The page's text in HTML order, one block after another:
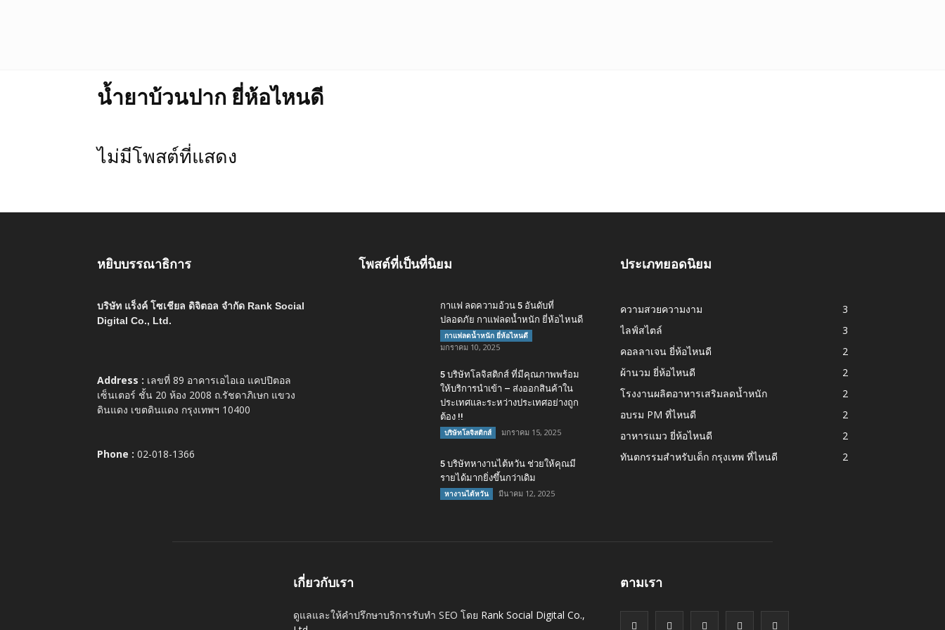
น้ำยาบ้วนปาก ยี่ห้อไหนดี
ไม่มีโพสต์ที่แสดง
หยิบบรรณาธิการ
บริษัท แร็งค์ โซเชียล ดิจิตอล จำกัด Rank Social
Digital Co., Ltd.
Address : เลขที่ 89 อาคารเอไอเอ แคปปิตอล
เซ็นเตอร์ ชั้น 20 ห้อง 2008 ถ.รัชดาภิเษก แขวง
ดินแดง เขตดินแดง กรุงเทพฯ 10400
Phone : 02-018-1366
โพสต์ที่เป็นที่นิยม
กาแฟ ลดความอ้วน 5 อันดับที่
ปลอดภัย กาแฟลดน้ำหนัก ยี่ห้อไหนดี
กาแฟลดน้ำหนัก ยี่ห้อไหนดี
มกราคม 10, 2025
5 บริษัทโลจิสติกส์ ที่มีคุณภาพพร้อม
ให้บริการนำเข้า – ส่งออกสินค้าใน
ประเทศและระหว่างประเทศอย่างถูก
ต้อง !!
บริษัทโลจิสติกส์ มกราคม 15, 2025
5 บริษัทหางานไต้หวัน ช่วยให้คุณมี
รายได้มากยิ่งขึ้นกว่าเดิม
หางานไต้หวัน มีนาคม 12, 2025
ประเภทยอดนิยม
ความสวยความงาม
3
ไลฟ์สไตล์
3
คอลลาเจน ยี่ห้อไหนดี
2
ผ้านวม ยี่ห้อไหนดี
2
โรงงานผลิตอาหารเสริมลดน้ำหนัก
2
อบรม PM ที่ไหนดี
2
อาหารแมว ยี่ห้อไหนดี
2
ทันตกรรมสำหรับเด็ก กรุงเทพ ที่ไหนดี
2
เกี่ยวกับเรา
ดูแลและให้คำปรึกษาบริการรับทำ SEO โดย Rank Social Digital Co.,
ตามเรา